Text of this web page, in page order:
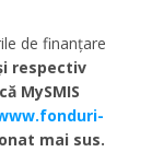
de finanțare
respectiv
MySMIS
mai sus.